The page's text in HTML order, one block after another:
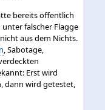
bereits öffentlich
falscher Flagge
aus dem Nichts.
, Sabotage,
Erst wird
dann wird getestet,